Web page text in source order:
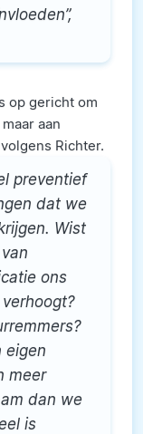
op gericht om
aan
Richter.
preventief
dat we
Wist
ons
eigen
meer
dan we
is